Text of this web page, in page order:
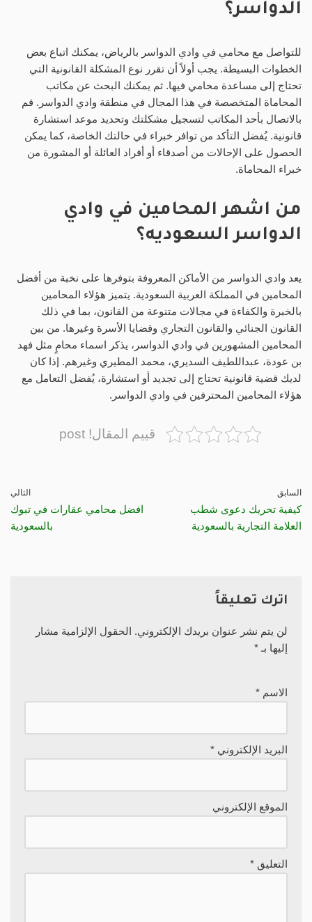
الدواسر؟
للتواصل مع محامي في وادي الدواسر بالرياض، يمكنك اتباع بعض
الخطوات البسيطة. يجب أولاً أن تقرر نوع المشكلة القانونية التي
تحتاج إلى مساعدة محامي فيها. ثم يمكنك البحث عن مكاتب
المحاماة المتخصصة في هذا المجال في منطقة وادي الدواسر. قم
بالاتصال بأحد المكاتب لتسجيل مشكلتك وتحديد موعد استشارة
قانونية. يُفضل التأكد من توافر خبراء في حالتك الخاصة، كما يمكن
الحصول على الإحالات من أصدقاء أو أفراد العائلة أو المشورة من
خبراء المحاماة.
من اشهر المحامين في وادي
الدواسر السعوديه؟
يعد وادي الدواسر من الأماكن المعروفة بتوفرها على نخبة من أفضل
المحامين في المملكة العربية السعودية. يتميز هؤلاء المحامين
بالخبرة والكفاءة في مجالات متنوعة من القانون، بما في ذلك
القانون الجنائي والقانون التجاري وقضايا الأسرة وغيرها. من بين
المحامين المشهورين في وادي الدواسر، يذكر اسماء محامٍ مثل فهد
بن عودة، عبداللطيف السديري، محمد المطيري وغيرهم. إذا كان
لديك قضية قانونية تحتاج إلى تجديد أو استشارة، يُفضل التعامل مع
هؤلاء المحامين المحترفين في وادي الدواسر.
قييم المقال! post
السابق
كيفية تحريك دعوى شطب
العلامة التجارية بالسعودية
التالي
افضل محامي عقارات في تبوك
بالسعودية
اترك تعليقاً
لن يتم نشر عنوان بريدك الإلكتروني. الحقول الإلزامية مشار
إليها بـ *
الاسم *
البريد الإلكتروني *
الموقع الإلكتروني
التعليق *